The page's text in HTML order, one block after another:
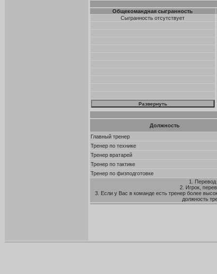
Общекомандная сыгранность
Сыгранность отсутствует
Должность
Главный тренер
Тренер по технике
Тренер вратарей
Тренер по тактике
Тренер по физподготовке
1. Перевод
2. Игрок,
3. Если у Вас в команде есть тренер более
должность